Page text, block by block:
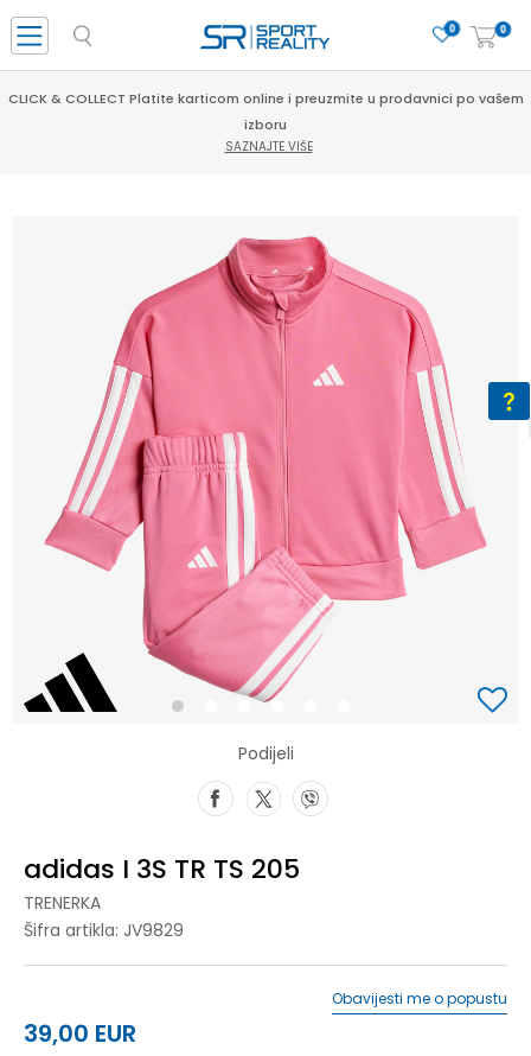
0
0
CLICK & COLLECT Platite karticom online i preuzmite u prodavnici po vašem
izboru
SAZNAJTE VIŠE
1
Podijeli
adidas I 3S TR TS 205
TRENERKA
Šifra artikla: JV9829
39,00 EUR
Obavijesti me o popustu